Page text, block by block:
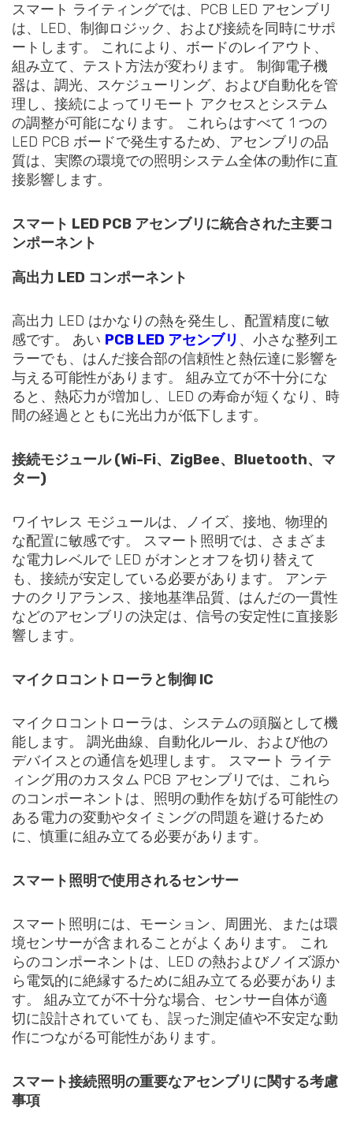
スマート ライティングでは、PCB LED アセンブリ
は、LED、制御ロジック、および接続を同時にサポ
ートします。 これにより、ボードのレイアウト、
組み立て、テスト方法が変わります。 制御電子機
器は、調光、スケジューリング、および自動化を管
理し、接続によってリモート アクセスとシステム
の調整が可能になります。 これらはすべて 1 つの
LED PCB ボードで発生するため、アセンブリの品
質は、実際の環境での照明システム全体の動作に直
接影響します。
スマート LED PCB アセンブリに統合された主要コ
ンポーネント
高出力 LED コンポーネント
高出力 LED はかなりの熱を発生し、配置精度に敏
感です。 あい PCB LED アセンブリ 、小さな整列エ
ラーでも、はんだ接合部の信頼性と熱伝達に影響を
与える可能性があります。 組み立てが不十分にな
ると、熱応力が増加し、LED の寿命が短くなり、時
間の経過とともに光出力が低下します。
接続モジュール (Wi-Fi、ZigBee、Bluetooth、マ
ター)
ワイヤレス モジュールは、ノイズ、接地、物理的
な配置に敏感です。 スマート照明では、さまざま
な電力レベルで LED がオンとオフを切り替えて
も、接続が安定している必要があります。 アンテ
ナのクリアランス、接地基準品質、はんだの一貫性
などのアセンブリの決定は、信号の安定性に直接影
響します。
マイクロコントローラと制御 IC
マイクロコントローラは、システムの頭脳として機
能します。 調光曲線、自動化ルール、および他の
デバイスとの通信を処理します。 スマート ライテ
ィング用のカスタム PCB アセンブリでは、これら
のコンポーネントは、照明の動作を妨げる可能性の
ある電力の変動やタイミングの問題を避けるため
に、慎重に組み立てる必要があります。
スマート照明で使用されるセンサー
スマート照明には、モーション、周囲光、または環
境センサーが含まれることがよくあります。 これ
らのコンポーネントは、LED の熱およびノイズ源か
ら電気的に絶縁するために組み立てる必要がありま
す。 組み立てが不十分な場合、センサー自体が適
切に設計されていても、誤った測定値や不安定な動
作につながる可能性があります。
スマート接続照明の重要なアセンブリに関する考慮
事項